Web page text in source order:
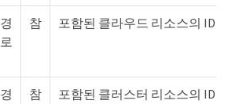
경
로
참 포함된 클라우드 리소스의 ID
경
참 포함된 클러스터 리소스의 ID